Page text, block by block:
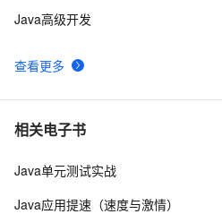
查看更多
Java高级开发
相关电子书
Java单元测试实战
Java应用提速（速度与激情）